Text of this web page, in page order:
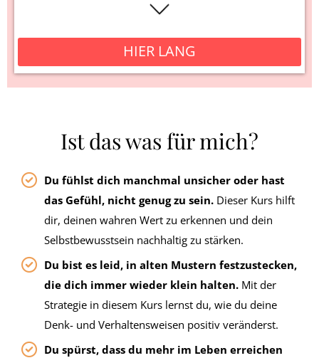
HIER LANG
Ist das was für mich?
Du fühlst dich manchmal unsicher oder hast
das Gefühl, nicht genug zu sein. Dieser Kurs hilft
dir, deinen wahren Wert zu erkennen und dein
Selbstbewusstsein nachhaltig zu stärken.
Du bist es leid, in alten Mustern festzustecken,
die dich immer wieder klein halten. Mit der
Strategie in diesem Kurs lernst du, wie du deine
Denk- und Verhaltensweisen positiv veränderst.
Du spürst, dass du mehr im Leben erreichen